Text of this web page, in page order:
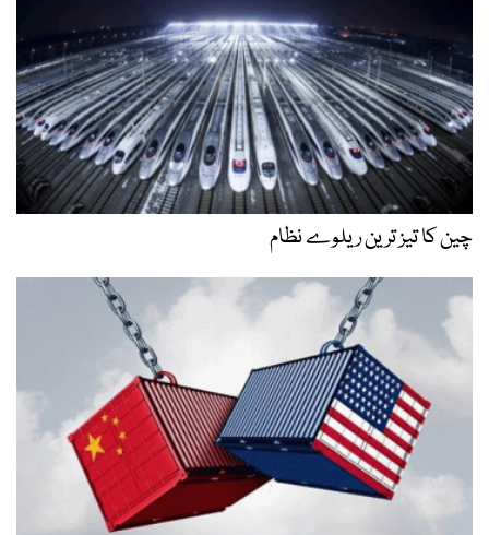
چین کا تیز ترین ریلوے نظام